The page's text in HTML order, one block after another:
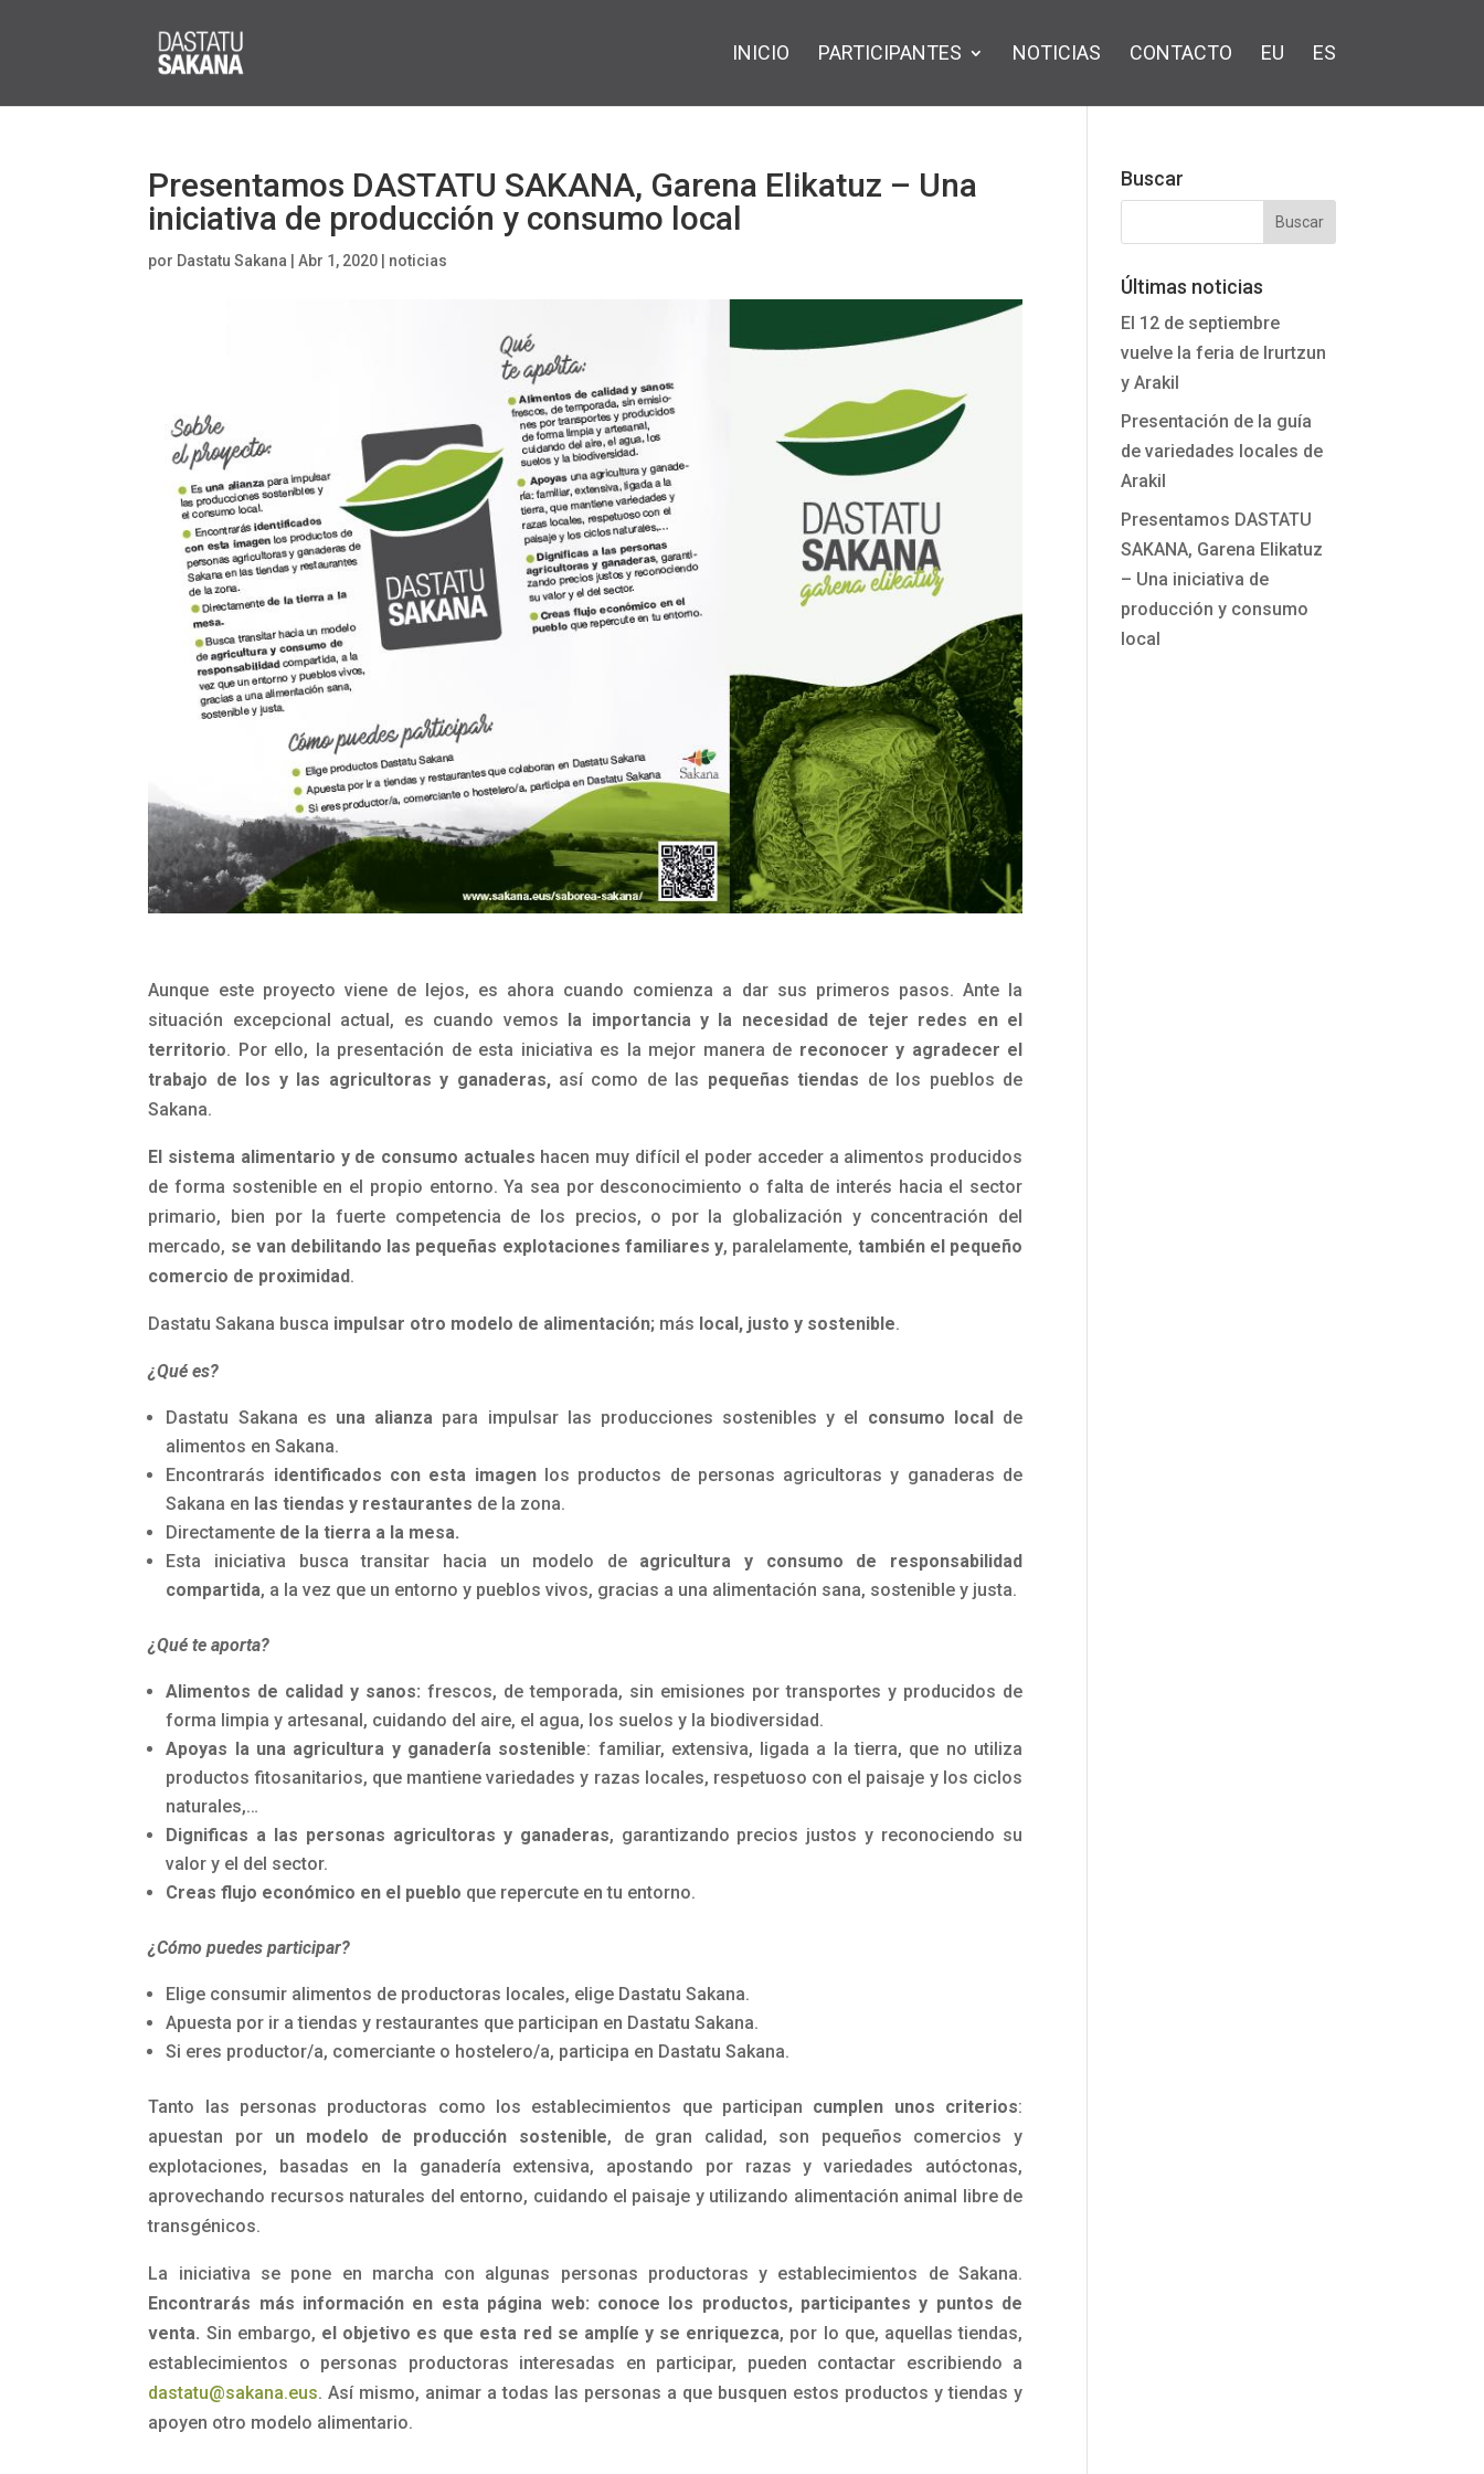
INICIO PARTICIPANTES NOTICIAS CONTACTO EU ES
Presentamos DASTATU SAKANA, Garena Elikatuz – Una
iniciativa de producción y consumo local
por Dastatu Sakana |Abr 1, 2020 noticias
Aunque este proyecto viene de lejos, es ahora cuando comienza a dar sus primeros pasos. Ante la
situación excepcional actual, es cuando vemos la importancia y la necesidad de tejer redes en el
territorio. Por ello, la presentación de esta iniciativa es la mejor manera de reconocer y agradecer el
trabajo de los y las agricultoras y ganaderas,así como de las pequeñas tiendas de los pueblos de
Sakana.
El sistema alimentario y de consumo actuales hacen muy difícil el poder acceder a alimentos producidos
de forma sostenible en el propio entorno. Ya sea por desconocimiento o falta de interés hacia el sector
primario, bien por la fuerte competencia de los precios, o por la globalización y concentración del
mercado, se van debilitando las pequeñas explotaciones familiares y, paralelamente, también el pequeño
comercio de proximidad.
Dastatu Sakana busca impulsar otro modelo de alimentación; más local, justo y sostenible.
¿Qué es?
Dastatu Sakana es una alianza para impulsar las producciones sostenibles y el consumo localde
alimentos en Sakana.
Encontrarás identificados con esta imagenlos productos de personas agricultoras y ganaderas de
Sakana en las tiendas y restaurantes de la zona.
Directamente de la tierra a la mesa.
Esta iniciativa busca transitar hacia un modelo de agricultura y consumo de responsabilidad
compartida, a la vez que un entorno y pueblos vivos, gracias a una alimentación sana, sostenible y justa.
¿Qué te aporta?
Alimentos de calidad y sanos: frescos, de temporada, sin emisiones por transportes y producidos de
forma limpia y artesanal, cuidando del aire, el agua, los suelos y la biodiversidad.
Apoyas la una agricultura y ganadería sostenible: familiar, extensiva, ligada a la tierra, que no utiliza
productos fitosanitarios, que mantiene variedades y razas locales, respetuoso con el paisaje y los ciclos
naturales,…
Dignificas a las personas agricultoras y ganaderas, garantizando precios justos y reconociendo su
valor y el del sector.
Creas flujo económico en el pueblo que repercute en tu entorno.
¿Cómo puedes participar?
Elige consumir alimentos de productoras locales, elige Dastatu Sakana.
Apuesta por ir a tiendas y restaurantes que participan en Dastatu Sakana.
Si eres productor/a, comerciante o hostelero/a, participa en Dastatu Sakana.
Tanto las personas productoras como los establecimientos que participan cumplen unos criterios:
apuestan por un modelo de producción sostenible, de gran calidad, son pequeños comercios y
explotaciones, basadas en la ganadería extensiva, apostando por razas y variedades autóctonas,
aprovechando recursos naturales del entorno, cuidando el paisaje y utilizando alimentación animal libre de
transgénicos.
La iniciativa se pone en marcha con algunas personas productoras y establecimientos de Sakana.
Encontrarás más información en esta página web: conoce los productos, participantes y puntos de
venta. Sin embargo, el objetivo es que esta red se amplíe y se enriquezca, por lo que, aquellas tiendas,
establecimientos o personas productoras interesadas en participar, pueden contactar escribiendo a
dastatu@sakana.eus. Así mismo, animar a todas las personas a que busquen estos productos y tiendas y
apoyen otro modelo alimentario.
Buscar
Últimas noticias
El 12 de septiembre
vuelve la feria de Irurtzun
y Arakil
Presentación de la guía
de variedades locales de
Arakil
Presentamos DASTATU
SAKANA, Garena Elikatuz
– Una iniciativa de
producción y consumo
local